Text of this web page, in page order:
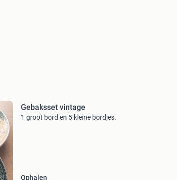
Gebaksset vintage
1 groot bord en 5 kleine bordjes.
Ophalen